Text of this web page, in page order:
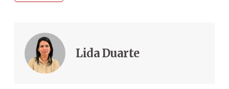
Lida Duarte